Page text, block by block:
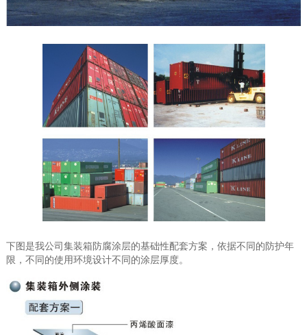
下图是我公司集装箱防腐涂层的基础性配套方案，依据不同的防护年
限，不同的使用环境设计不同的涂层厚度。